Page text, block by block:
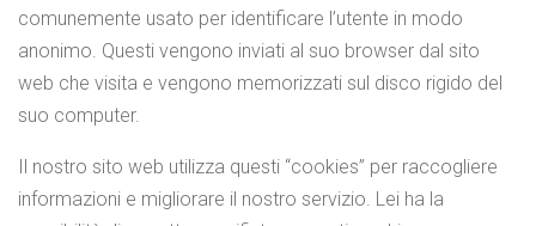
comunemente usato per identificare l’utente in modo
anonimo. Questi vengono inviati al suo browser dal sito
web che visita e vengono memorizzati sul disco rigido del
suo computer.
Il nostro sito web utilizza questi “cookies” per raccogliere
informazioni e migliorare il nostro servizio. Lei ha la